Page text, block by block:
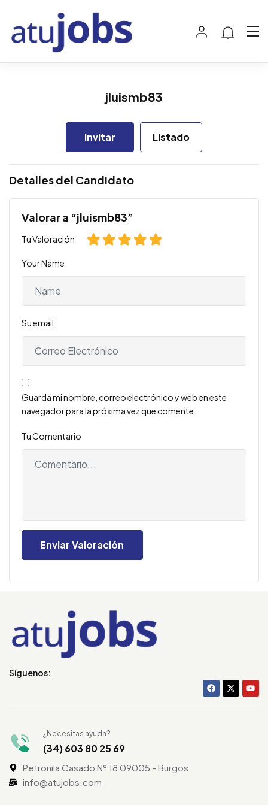
jluismb83
Invitar Listado
Detalles del Candidato
Valorar a “jluismb83”
Tu Valoración
Your Name
Su email
Guarda mi nombre, correo electrónico y web en este
navegador para la próxima vez que comente.
Tu Comentario
Síguenos:
¿Necesitas ayuda?
(34) 603 80 25 69
Petronila Casado N° 18 09005 - Burgos
info@atujobs.com